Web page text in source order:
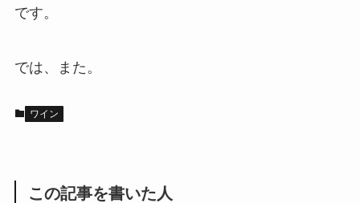
です。
では、また。
ワイン
この記事を書いた人